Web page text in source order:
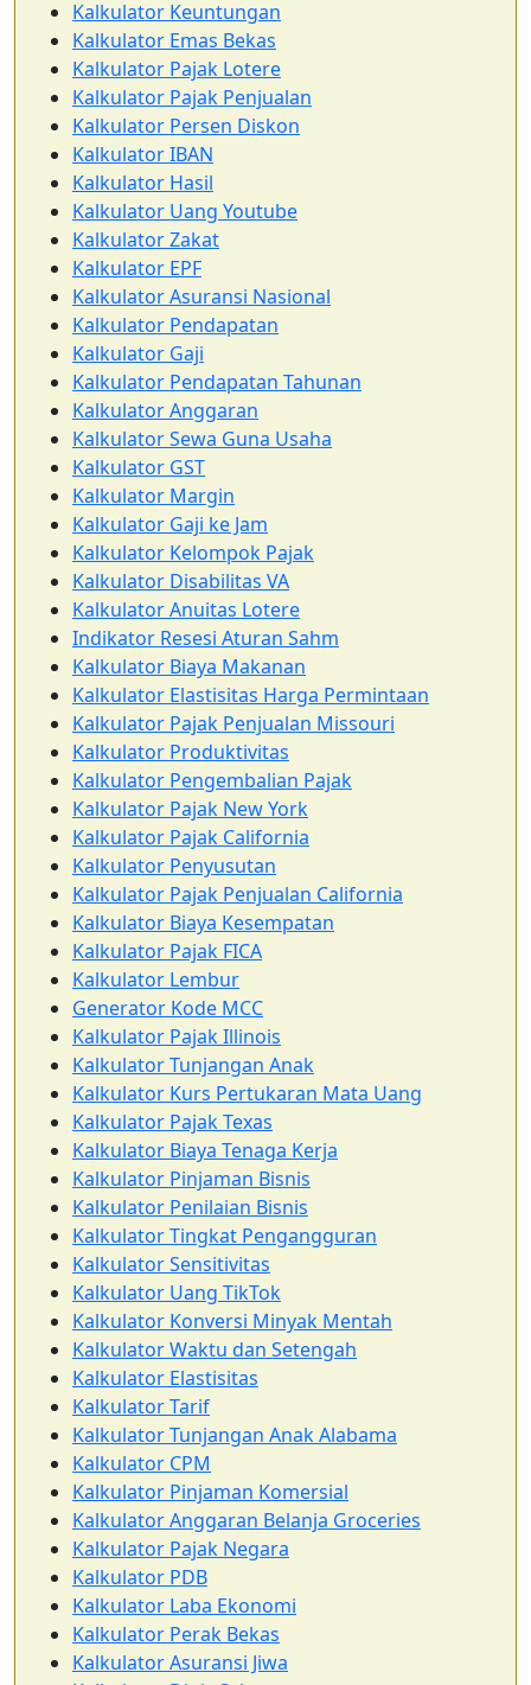
Kalkulator Keuntungan
Kalkulator Emas Bekas
Kalkulator Pajak Lotere
Kalkulator Pajak Penjualan
Kalkulator Persen Diskon
Kalkulator IBAN
Kalkulator Hasil
Kalkulator Uang Youtube
Kalkulator Zakat
Kalkulator EPF
Kalkulator Asuransi Nasional
Kalkulator Pendapatan
Kalkulator Gaji
Kalkulator Pendapatan Tahunan
Kalkulator Anggaran
Kalkulator Sewa Guna Usaha
Kalkulator GST
Kalkulator Margin
Kalkulator Gaji ke Jam
Kalkulator Kelompok Pajak
Kalkulator Disabilitas VA
Kalkulator Anuitas Lotere
Indikator Resesi Aturan Sahm
Kalkulator Biaya Makanan
Kalkulator Elastisitas Harga Permintaan
Kalkulator Pajak Penjualan Missouri
Kalkulator Produktivitas
Kalkulator Pengembalian Pajak
Kalkulator Pajak New York
Kalkulator Pajak California
Kalkulator Penyusutan
Kalkulator Pajak Penjualan California
Kalkulator Biaya Kesempatan
Kalkulator Pajak FICA
Kalkulator Lembur
Generator Kode MCC
Kalkulator Pajak Illinois
Kalkulator Tunjangan Anak
Kalkulator Kurs Pertukaran Mata Uang
Kalkulator Pajak Texas
Kalkulator Biaya Tenaga Kerja
Kalkulator Pinjaman Bisnis
Kalkulator Penilaian Bisnis
Kalkulator Tingkat Pengangguran
Kalkulator Sensitivitas
Kalkulator Uang TikTok
Kalkulator Konversi Minyak Mentah
Kalkulator Waktu dan Setengah
Kalkulator Elastisitas
Kalkulator Tarif
Kalkulator Tunjangan Anak Alabama
Kalkulator CPM
Kalkulator Pinjaman Komersial
Kalkulator Anggaran Belanja Groceries
Kalkulator Pajak Negara
Kalkulator PDB
Kalkulator Laba Ekonomi
Kalkulator Perak Bekas
Kalkulator Asuransi Jiwa